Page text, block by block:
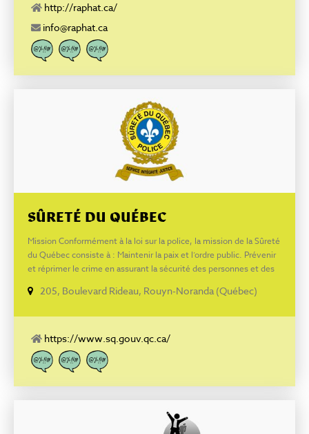
http://raphat.ca/
info@raphat.ca
SÛRETÉ DU QUÉBEC
Mission Conformément à la loi sur la police, la mission de la Sûreté
du Québec consiste à : Maintenir la paix et l’ordre public. Prévenir
et réprimer le crime en assurant la sécurité des personnes et des
respectant les victimes et en étant attentive à leurs besoins et en
205, Boulevard Rideau, Rouyn-Noranda (Québec)
https://www.sq.gouv.qc.ca/